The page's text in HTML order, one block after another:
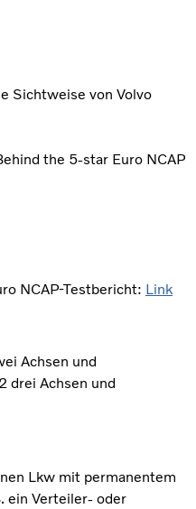
Sichtweise von Volvo
the 5-star Euro NCAP
NCAP-Testbericht: Link
Achsen und
drei Achsen und
Lkw mit permanentem
ein Verteiler- oder